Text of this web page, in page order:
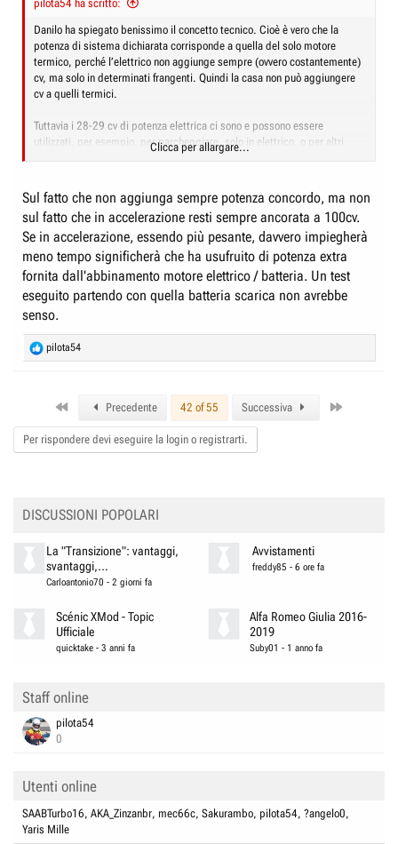
pilota54 ha scritto:
Danilo ha spiegato benissimo il concetto tecnico. Cioè è vero che la
potenza di sistema dichiarata corrisponde a quella del solo motore
termico, perché l’elettrico non aggiunge sempre (ovvero costantemente)
cv, ma solo in determinati frangenti. Quindi la casa non può aggiungere
cv a quelli termici.
Tuttavia i 28-29 cv di potenza elettrica ci sono e possono essere
utilizzati, per esempio, per parcheggiare, solo in elettrico, o per altri
brevi movimenti o anche in fase di accelerazione (dopo aver “caricato” in
Questo genera anche un miglior tempo sullo 0-100 e un sensibile
risparmio di carburante, e infatti la Citroen C3 nei test dinamici di
Quattroruote ha mostrato un consumo abbastanza superiore a quello
della Ypsilon Hybrid, per esempio, pari a 2-3 km litro in meno.
Clicca per allargare...
Sul fatto che non aggiunga sempre potenza concordo, ma non
sul fatto che in accelerazione resti sempre ancorata a 100cv.
Se in accelerazione, essendo più pesante, davvero impiegherà
meno tempo significherà che ha usufruito di potenza extra
fornita dall'abbinamento motore elettrico / batteria. Un test
eseguito partendo con quella batteria scarica non avrebbe
senso.
R
e
o
n
pilota54
Precedente 42 of 55 Successiva
Per rispondere devi eseguire la login o registrarti.
DISCUSSIONI POPOLARI
La "Transizione": vantaggi,
svantaggi,...
Carloantonio70 - 2 giorni fa
Avvistamenti
freddy85 - 6 ore fa
Scénic XMod - Topic
Ufficiale
quicktake -3 anni fa
Alfa Romeo Giulia 2016-
2019
Suby01 - 1 anno fa
Staff online
pilota54
0
Utenti online
SAABTurbo16 AKA_Zinzanbr mec66c Sakurambo pilota54 ?angelo0
Yaris Mille